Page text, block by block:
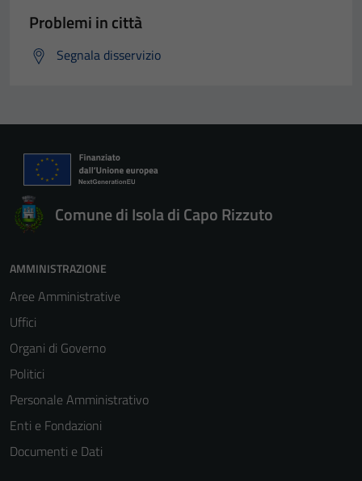
Problemi in città
Segnala disservizio
Comune di Isola di Capo Rizzuto
AMMINISTRAZIONE
Aree Amministrative
Uffici
Organi di Governo
Politici
Personale Amministrativo
Enti e Fondazioni
Documenti e Dati